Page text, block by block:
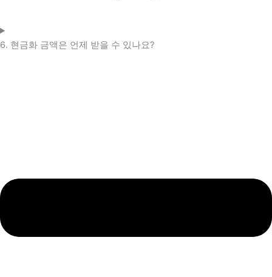
6. 현금화 금액은 언제 받을 수 있나요?